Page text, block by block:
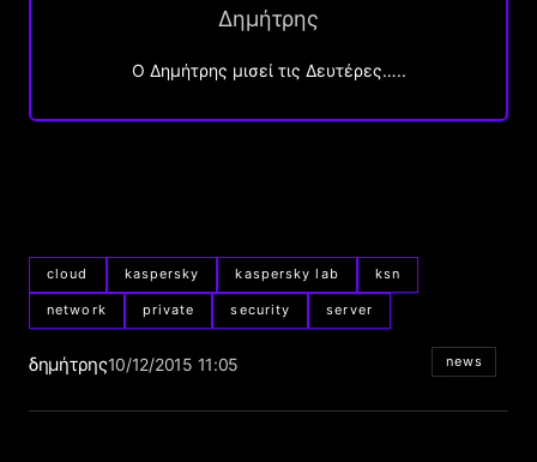
Δημήτρης
O Δημήτρης μισεί τις Δευτέρες…..
cloud kaspersky kaspersky lab ksn
network private security server
δημήτρης10/12/2015 11:05 news